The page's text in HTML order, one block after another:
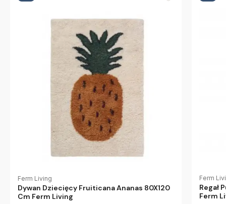
Ferm Living
Dywan Dziecięcy Fruiticana Ananas 80X120
Cm Ferm Living
Ferm
Regał
Ferm